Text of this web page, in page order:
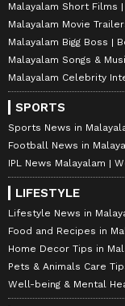
Malayalam Short Films
Malayalam Movie
Malayalam Bigg Boss
Malayalam Songs &
Malayalam Celebrity
SPORTS
Sports News in
Football News in
IPL News Malayalam
LIFESTYLE
Lifestyle News in
Food and Recipes in
Home Decor Tips in
Pets & Animals Care
Well-being & Mental